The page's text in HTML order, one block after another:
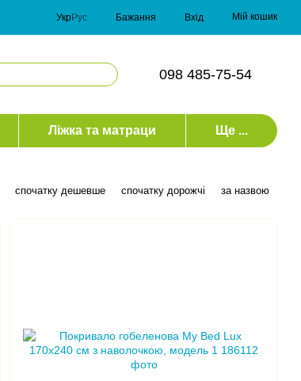
УкрРус Бажання Вхід Мій кошик
098 485-75-54
Ліжка та матраци Ще ...
спочатку дешевше спочатку дорожчі за назвою